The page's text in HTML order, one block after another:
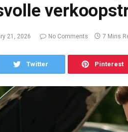
21, 2026 No Comments 7 Mins
Twitter Pinterest